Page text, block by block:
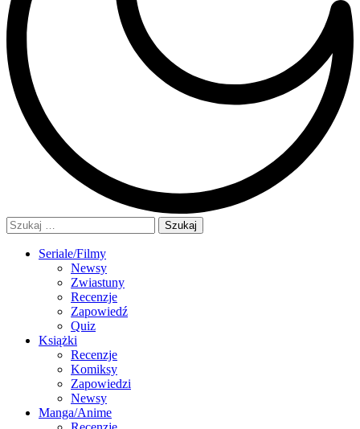
Szukaj:
Seriale/Filmy
Newsy
Zwiastuny
Recenzje
Zapowiedź
Quiz
Książki
Recenzje
Komiksy
Zapowiedzi
Newsy
Manga/Anime